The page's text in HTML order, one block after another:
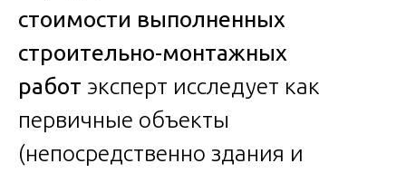
стоимости выполненных
строительно-монтажных
работ эксперт исследует как
первичные объекты
(непосредственно здания и